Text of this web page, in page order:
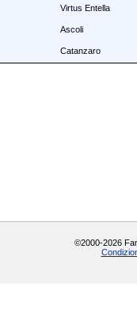
Virtus Entella
Ascoli
Catanzaro
©2000-2026